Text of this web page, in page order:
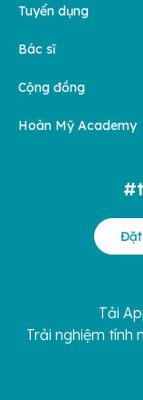
Tuyển dụng
Bác sĩ
Cộng đồng
Hoàn Mỹ Academy
Đặt
Tải
Trải nghiệm tính